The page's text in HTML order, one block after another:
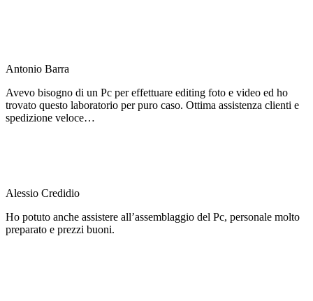
Antonio Barra
Avevo bisogno di un Pc per effettuare editing foto e video ed ho
trovato questo laboratorio per puro caso. Ottima assistenza clienti e
spedizione veloce…
Alessio Credidio
Ho potuto anche assistere all’assemblaggio del Pc, personale molto
preparato e prezzi buoni.